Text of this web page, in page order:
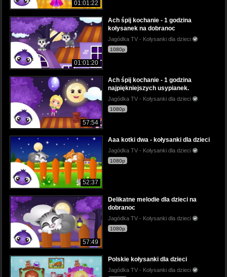
01:01:22
01:01:20
Ach śpij kochanie - 1 godzina
kołysanek na dobranoc
Jagódka TV - Kołysanki dla dzieci
1080p
57:54
Ach śpij kochanie - 1 godzina
najpiękniejszych usypianek.
Jagódka TV - Kołysanki dla dzieci
1080p
52:37
Aaa kotki dwa - kołysanki dla dzieci
Jagódka TV - Kołysanki dla dzieci
1080p
57:49
Delikatne melodie dla dzieci na
dobranoc
Jagódka TV - Kołysanki dla dzieci
1080p
Polskie kołysanki dla dzieci
Jagódka TV - Kołysanki dla dzieci